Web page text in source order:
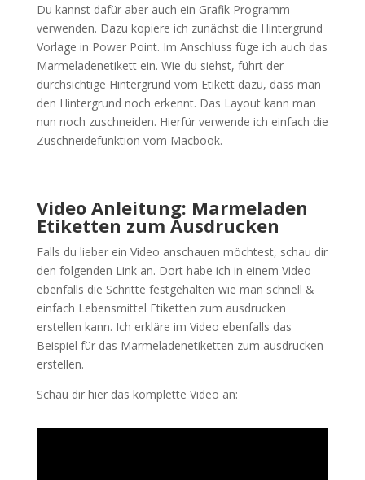
Du kannst dafür aber auch ein Grafik Programm
verwenden. Dazu kopiere ich zunächst die Hintergrund
Vorlage in Power Point. Im Anschluss füge ich auch das
Marmeladenetikett ein. Wie du siehst, führt der
durchsichtige Hintergrund vom Etikett dazu, dass man
den Hintergrund noch erkennt. Das Layout kann man
nun noch zuschneiden. Hierfür verwende ich einfach die
Zuschneidefunktion vom Macbook.
Video Anleitung: Marmeladen
Etiketten zum Ausdrucken
Falls du lieber ein Video anschauen möchtest, schau dir
den folgenden Link an. Dort habe ich in einem Video
ebenfalls die Schritte festgehalten wie man schnell &
einfach Lebensmittel Etiketten zum ausdrucken
erstellen kann. Ich erkläre im Video ebenfalls das
Beispiel für das Marmeladenetiketten zum ausdrucken
erstellen.
Schau dir hier das komplette Video an: